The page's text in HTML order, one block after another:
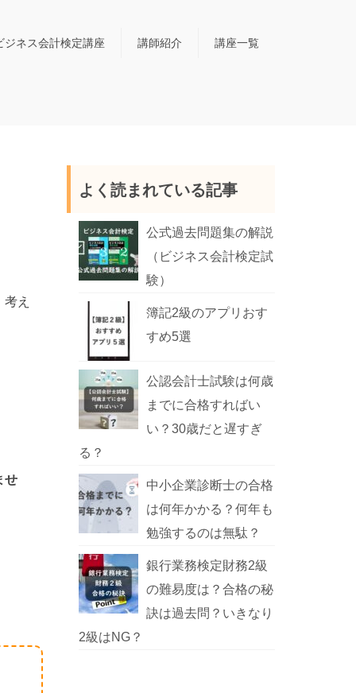
ジネス会計検定講座 講師紹介 講座一覧
え
せ
よく読まれている記事
公式過去問題集の解説
（ビジネス会計検定試
験）
簿記2級のアプリおす
すめ5選
公認会計士試験は何歳
までに合格すればい
い？30歳だと遅すぎ
る？
中小企業診断士の合格
は何年かかる？何年も
勉強するのは無駄？
銀行業務検定財務2級
の難易度は？合格の秘
訣は過去問？いきなり
2級はNG？